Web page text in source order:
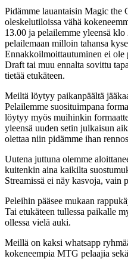
Pidämme lauantaisin Magic the
oleskelutiloissa vähä
13.00 ja pelailemme yleensä
pelailemaan milloin tahansa
Ennakkoilmoittautuminen ei ole
Draft tai muu ennalta sovittu
tietää etukäteen.
Meiltä löytyy paikanpäältä
Pelailemme suosituimpana
löytyy myös muihinkin
yleensä uuden setin julkaisun
olettaa niin pidämme ihan
Uutena juttuna olemme
kuitenkin aina kaikilta
Streamissä ei näy kasvoja, vain
Peleihin pääsee mukaan
Tai etukäteen tullessa paikalle
ollessa vielä auki.
Meillä on kaksi whatsapp
kokeneempia MTG pelaajia